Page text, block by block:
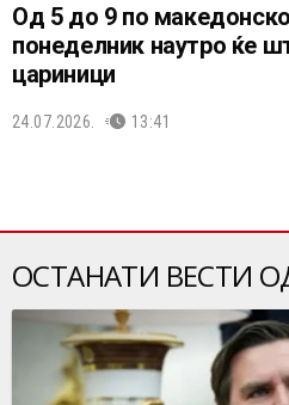
Од 5 до 9 по
понеделник наутро ќе
цариници
24.07.2026. 13:41
ОСТАНАТИ ВЕСТИ